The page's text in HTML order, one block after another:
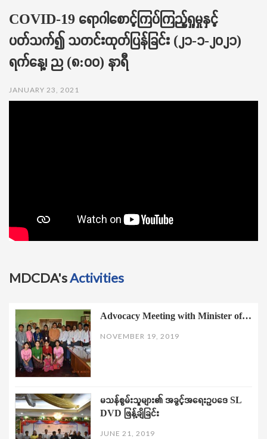
COVID-19 ရောဂါစောင့်ကြပ်ကြည့်ရှုမှုနှင့်
ပတ်သက်၍ သတင်းထုတ်ပြန်ခြင်း (၂၁-၁-၂၀၂၁)
ရက်နေ့၊ ည (၈:၀၀) နာရီ
JANUARY 23, 2021
MDCDA'sActivities
Advocacy Meeting with Minister of…
NOVEMBER 19, 2019
မသန်စွမ်းသူများ၏ အခွင့်အရေးဥပဒေ SL
DVD ဖြန့်ချိခြင်း
JUNE 21, 2019